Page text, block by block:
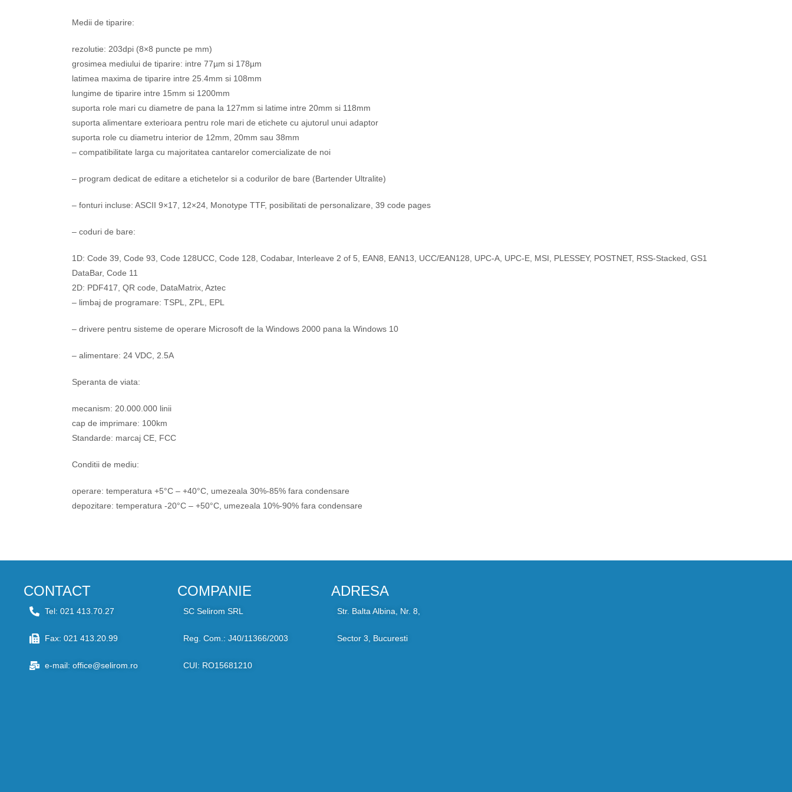
Medii de tiparire:
rezolutie: 203dpi (8×8 puncte pe mm)
grosimea mediului de tiparire: intre 77µm si 178µm
latimea maxima de tiparire intre 25.4mm si 108mm
lungime de tiparire intre 15mm si 1200mm
suporta role mari cu diametre de pana la 127mm si latime intre 20mm si 118mm
suporta alimentare exterioara pentru role mari de etichete cu ajutorul unui adaptor
suporta role cu diametru interior de 12mm, 20mm sau 38mm
– compatibilitate larga cu majoritatea cantarelor comercializate de noi
– program dedicat de editare a etichetelor si a codurilor de bare (Bartender Ultralite)
– fonturi incluse: ASCII 9×17, 12×24, Monotype TTF, posibilitati de personalizare, 39 code pages
– coduri de bare:
1D: Code 39, Code 93, Code 128UCC, Code 128, Codabar, Interleave 2 of 5, EAN8, EAN13, UCC/EAN128, UPC-A, UPC-E, MSI, PLESSEY, POSTNET, RSS-Stacked, GS1
DataBar, Code 11
2D: PDF417, QR code, DataMatrix, Aztec
– limbaj de programare: TSPL, ZPL, EPL
– drivere pentru sisteme de operare Microsoft de la Windows 2000 pana la Windows 10
– alimentare: 24 VDC, 2.5A
Speranta de viata:
mecanism: 20.000.000 linii
cap de imprimare: 100km
Standarde: marcaj CE, FCC
Conditii de mediu:
operare: temperatura +5°C – +40°C, umezeala 30%-85% fara condensare
depozitare: temperatura -20°C – +50°C, umezeala 10%-90% fara condensare
CONTACT
Tel: 021 413.70.27
Fax: 021 413.20.99
e-mail: office@selirom.ro
COMPANIE
SC Selirom SRL
Reg. Com.: J40/11366/2003
CUI: RO15681210
ADRESA
Str. Balta Albina, Nr. 8,
Sector 3, Bucuresti